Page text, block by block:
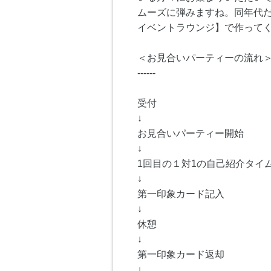
ムーズに弾みますね。同年代
イベントラウンジ】で作って
＜お見合いパーティーの流れ
------
受付
↓
お見合いパーティー開始
↓
1回目の１対1の自己紹介タイ
↓
第一印象カード記入
↓
休憩
↓
第一印象カード返却